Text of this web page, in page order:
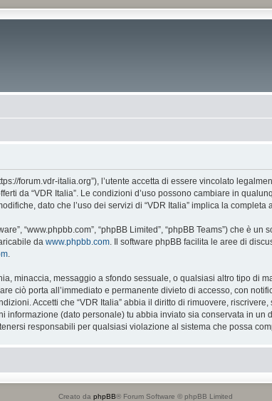
forum.vdr-italia.org”), l’utente accetta di essere vincolato
da “VDR Italia”. Le condizioni d’uso possono cambiare in
dato che l’uso dei servizi di “VDR Italia” implica la completa
“www.phpbb.com”, “phpBB Limited”, “phpBB Teams”) che è
da www.phpbb.com. Il software phpBB facilita le aree di
.
minaccia, messaggio a sfondo sessuale, o qualsiasi altro tipo di
ciò porta all’immediato e permanente divieto di accesso, con
Accetti che “VDR Italia” abbia il diritto di rimuovere,
informazione (dato personale) tu abbia inviato sia conservata in
responsabili per qualsiasi violazione al sistema che possa
Creato da phpBB® Forum Software © phpBB Limited